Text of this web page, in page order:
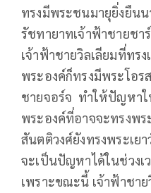
ทรงมีพระชนมายุยิ่งยืน
รัชทายาทเจ้าฟ้าชายชา
เจ้าฟ้าชายวิลเลียมที่ทร
พระองค์ก็ทรงมีพระโอ
ชายจอร์จ ทำให้ปัญหาใ
พระองค์ที่อาจจะทรงพ
สันตติวงศ์ยังทรงพระเ
จะเป็นปัญหาได้ในช่วง
เพราะขณะนี้ เจ้าฟ้าชา